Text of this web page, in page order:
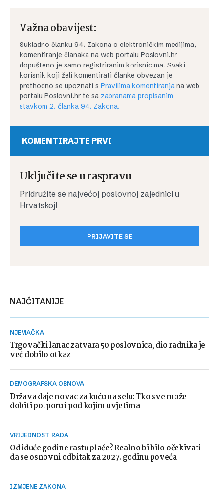
Važna obavijest:
Sukladno članku 94. Zakona o elektroničkim medijima,
komentiranje članaka na web portalu Poslovni.hr
dopušteno je samo registriranim korisnicima. Svaki
korisnik koji želi komentirati članke obvezan je
prethodno se upoznati s Pravilima komentiranja na web
portalu Poslovni.hr te sa zabranama propisanim
stavkom 2. članka 94. Zakona.
KOMENTIRAJTE PRVI
Uključite se u raspravu
Pridružite se najvećoj poslovnoj zajednici u
Hrvatskoj!
PRIJAVITE SE
NAJČITANIJE
NJEMAČKA
Trgovački lanac zatvara 50 poslovnica, dio radnika je
već dobilo otkaz
DEMOGRAFSKA OBNOVA
Država daje novac za kuću na selu: Tko sve može
dobiti potporu i pod kojim uvjetima
VRIJEDNOST RADA
Od iduće godine rastu plaće? Realno bi bilo očekivati
da se osnovni odbitak za 2027. godinu poveća
IZMJENE ZAKONA